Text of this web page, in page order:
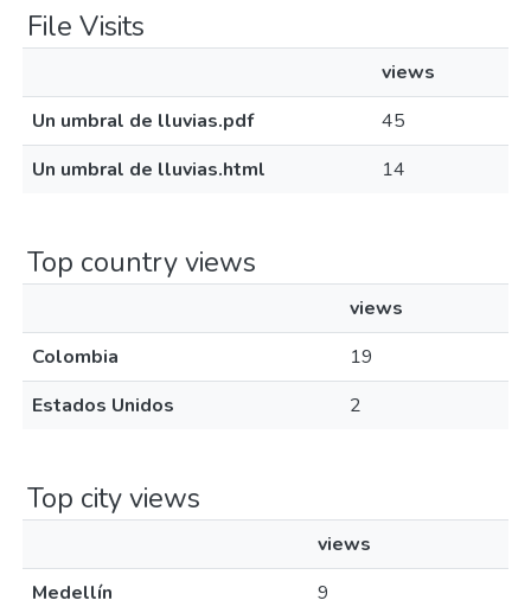
File Visits
views
Un umbral de lluvias.pdf
45
Un umbral de lluvias.html
14
Top country views
views
Colombia
19
Estados Unidos
2
Top city views
views
Medellín
9